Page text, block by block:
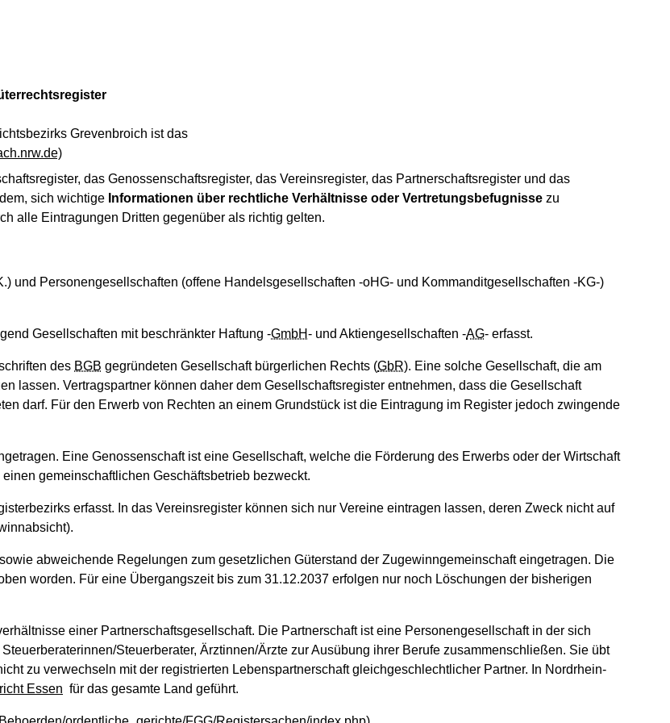
Grevenbroich ist das
das Genossenschaftsregister, das Vereinsregister, das Partnerschaftsregister und das
sich wichtige Informationen über rechtliche Verhältnisse oder Vertretungsbefugnisse zu
alle Eintragungen Dritten gegenüber als richtig gelten.
und Personengesellschaften (offene Handelsgesellschaften -oHG- und Kommanditgesellschaften -KG-)
Gesellschaften mit beschränkter Haftung -GmbH- und Aktiengesellschaften -AG- erfasst.
des BGB gegründeten Gesellschaft bürgerlichen Rechts (GbR). Eine solche Gesellschaft, die am
lassen. Vertragspartner können daher dem Gesellschaftsregister entnehmen, dass die Gesellschaft
darf. Für den Erwerb von Rechten an einem Grundstück ist die Eintragung im Register jedoch zwingende
Eine Genossenschaft ist eine Gesellschaft, welche die Förderung des Erwerbs oder der Wirtschaft
gemeinschaftlichen Geschäftsbetrieb bezweckt.
erfasst. In das Vereinsregister können sich nur Vereine eintragen lassen, deren Zweck nicht auf
abweichende Regelungen zum gesetzlichen Güterstand der Zugewinngemeinschaft eingetragen. Die
worden. Für eine Übergangszeit bis zum 31.12.2037 erfolgen nur noch Löschungen der bisherigen
einer Partnerschaftsgesellschaft. Die Partnerschaft ist eine Personengesellschaft in der sich
Steuerberater, Ärztinnen/Ärzte zur Ausübung ihrer Berufe zusammenschließen. Sie übt
zu verwechseln mit der registrierten Lebenspartnerschaft gleichgeschlechtlicher Partner. In Nordrhein-
Essen für das gesamte Land geführt.